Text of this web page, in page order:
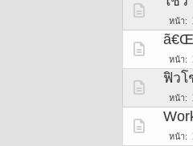
หน้า
หน้า
ฟิวโ
หน้า
หน้า